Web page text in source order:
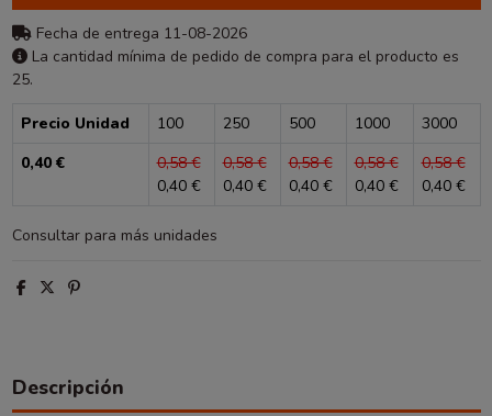
Fecha de entrega 11-08-2026
La cantidad mínima de pedido de compra para el producto es
25.
Precio Unidad 100 250 500 1000
3000
0,40 €
0,58 €
0,40 €
0,58 €
0,40 €
0,58 €
0,40 €
0,58 €
0,40 €
0,58 €
0,40 €
Consultar para más unidades
Descripción